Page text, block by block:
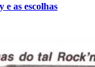
as escolhas